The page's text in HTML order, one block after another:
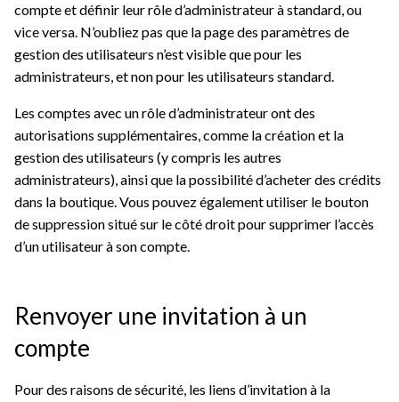
compte et définir leur rôle d’administrateur à standard, ou
vice versa. N’oubliez pas que la page des paramètres de
gestion des utilisateurs n’est visible que pour les
administrateurs, et non pour les utilisateurs standard.
Les comptes avec un rôle d’administrateur ont des
autorisations supplémentaires, comme la création et la
gestion des utilisateurs (y compris les autres
administrateurs), ainsi que la possibilité d’acheter des crédits
dans la boutique. Vous pouvez également utiliser le bouton
de suppression situé sur le côté droit pour supprimer l’accès
d’un utilisateur à son compte.
Renvoyer une invitation à un
compte
Pour des raisons de sécurité, les liens d’invitation à la